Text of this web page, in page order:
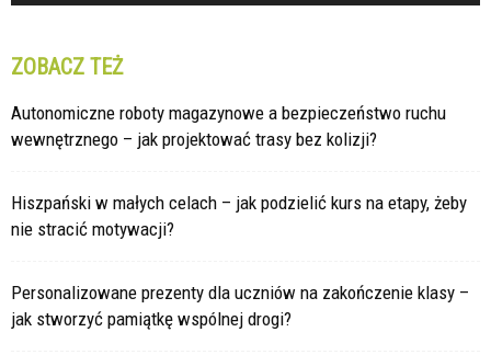
ZOBACZ TEŻ
Autonomiczne roboty magazynowe a bezpieczeństwo ruchu
wewnętrznego – jak projektować trasy bez kolizji?
Hiszpański w małych celach – jak podzielić kurs na etapy, żeby
nie stracić motywacji?
Personalizowane prezenty dla uczniów na zakończenie klasy –
jak stworzyć pamiątkę wspólnej drogi?